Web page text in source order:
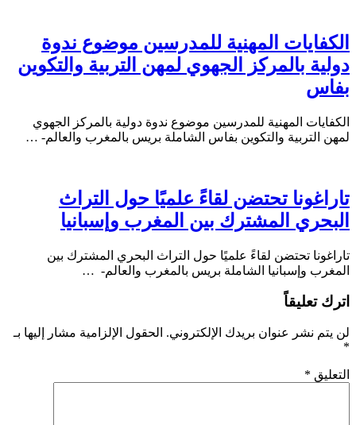
الكفايات المهنية للمدرسين موضوع ندوة
دولية بالمركز الجهوي لمهن التربية والتكوين
بفاس
الكفايات المهنية للمدرسين موضوع ندوة دولية بالمركز الجهوي
لمهن التربية والتكوين بفاس الشاملة بريس بالمغرب والعالم- …
تاراغونا تحتضن لقاءً علميًا حول التراث
البحري المشترك بين المغرب وإسبانيا
تاراغونا تحتضن لقاءً علميًا حول التراث البحري المشترك بين
المغرب وإسبانيا الشاملة بريس بالمغرب والعالم- …
اترك تعليقاً
لن يتم نشر عنوان بريدك الإلكتروني. الحقول الإلزامية مشار إليها بـ
*
التعليق *